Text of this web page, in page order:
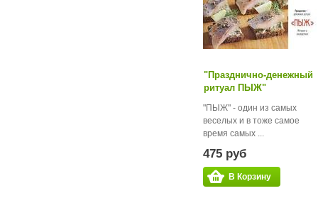
"Празднично-денежный
ритуал ПЫЖ"
"ПЫЖ" - один из самых
веселых и в тоже самое
время самых ...
475 руб
В Корзину